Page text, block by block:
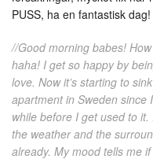
PUSS, ha en fantastisk dag!
//Good morning babes!
haha! I get so happy by
love. Now it’s starting to
apartment in Sweden since
while before I get used to it.
the weather and the
already. My mood tells me